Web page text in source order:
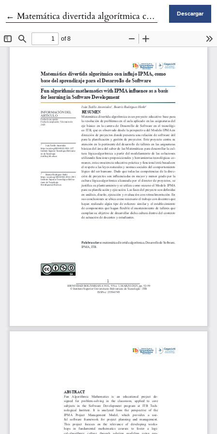
← Volver a los detalles del artículo
Matemática divertida algorítmica con influjo IPMA, como base del aprendizaje para el Desarrollo de Software Descargar